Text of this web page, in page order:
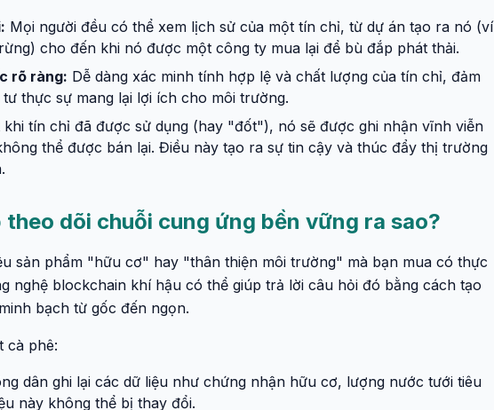
Mọi người đều có thể xem lịch sử của một tín chỉ, từ dự án tạo ra nó (ví
cho đến khi nó được một công ty mua lại để bù đắp phát thải.
rõ ràng: Dễ dàng xác minh tính hợp lệ và chất lượng của tín chỉ, đảm
thực sự mang lại lợi ích cho môi trường.
khi tín chỉ đã được sử dụng (hay "đốt"), nó sẽ được ghi nhận vĩnh viễn
thể được bán lại. Điều này tạo ra sự tin cậy và thúc đẩy thị trường
theo dõi chuỗi cung ứng bền vững ra sao?
sản phẩm "hữu cơ" hay "thân thiện môi trường" mà bạn mua có thực
nghệ blockchain khí hậu có thể giúp trả lời câu hỏi đó bằng cách tạo
bạch từ gốc đến ngọn.
cà phê:
dân ghi lại các dữ liệu như chứng nhận hữu cơ, lượng nước tưới tiêu
này không thể bị thay đổi.